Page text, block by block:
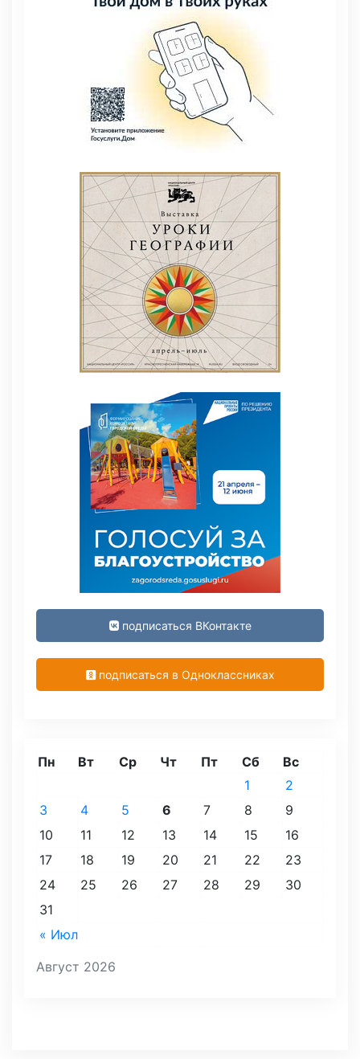
подписаться ВКонтакте
подписаться в Одноклассниках
Август 2026
Пн Вт Ср Чт Пт Сб Вс
« Июл
1
2
3
4 5 6 7 8
9
10
11 12 13 14 15
16
17
18 19 20 21 22
23
24
25 26 27 28 29
30
31